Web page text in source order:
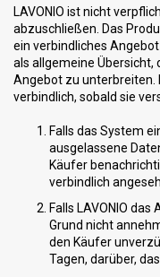
LAVONIO ist nicht
abzuschließen. Das
ein verbindliches
als allgemeine Übersicht,
Angebot zu unterbreiten.
verbindlich, sobald sie
Falls das System
ausgelassene
Käufer
verbindlich
Falls LAVONIO
Grund nicht
den Käufer
Tagen, darüber,